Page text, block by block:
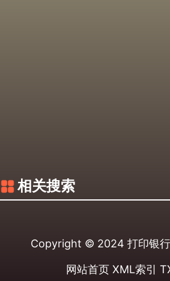
相关搜索
Copyright © 2024 打印银
网站首页 XML索引